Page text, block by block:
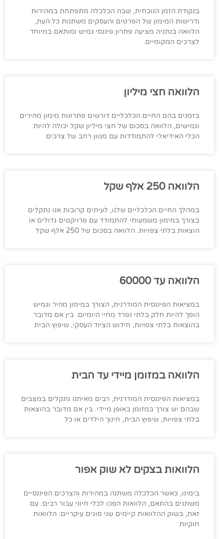
בנקודת הזמן הנוכחית, שבה הכלכלה מתפתחת במהירות
ודרישות המימון של הפרטים והעסקים משתנות כל העת,
הלוואה בנתניה מציעה פתרון פיננסי גמיש ומותאם במיוחד
לצרכים המקומיים.
הלוואה חצי מיליון
בזמנים בהם החיים הכלכליים דורשים פתרונות מימון מהירים
וגמישים, הלוואה בסכום של חצי מיליון שקל יכולה להיות
הכלי האידיאלי להתמודדות עם מגוון רחב של צרכים
הלוואה 250 אלף שקל
במהלך החיים הכלכליים שלנו, לעיתים קרובות אנו נתקלים
בצורך במימון משמעותי להתמודד עם פרויקטים גדולים או
הוצאות בלתי צפויות. הלוואה בסכום של 250 אלף שקל
הלוואה עד 60000
במציאות הפיננסית המודרנית, הצורך במימון מהיר וגמיש
הופך להיות חלק בלתי נפרד מחיי היומיום. בין אם מדובר
בהוצאות בלתי צפויות, חידוש הציוד העסקי, שיפוץ הבית
הלוואה במזומן מיידי עד הבית
במציאות הפיננסית המודרנית, רבים מאיתנו נתקלים במצבים
שבהם יש צורך במזומן באופן מיידי. בין אם מדובר בהוצאות
בלתי צפויות, שיפוץ הבית, חינוך הילדים או כל
הלוואות בצקים לא שוק אפור
בימינו, כאשר הכלכלה משתנה במהירות והצרכים הפיננסיים
משתנים בהתאם, הלוואות הפכו לכלי חיוני עבור רבים. עם
זאת, בשוק ההלוואות קיימים שני סוגים עיקריים: הלוואות
חוקיות